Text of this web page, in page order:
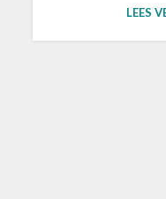
LEES